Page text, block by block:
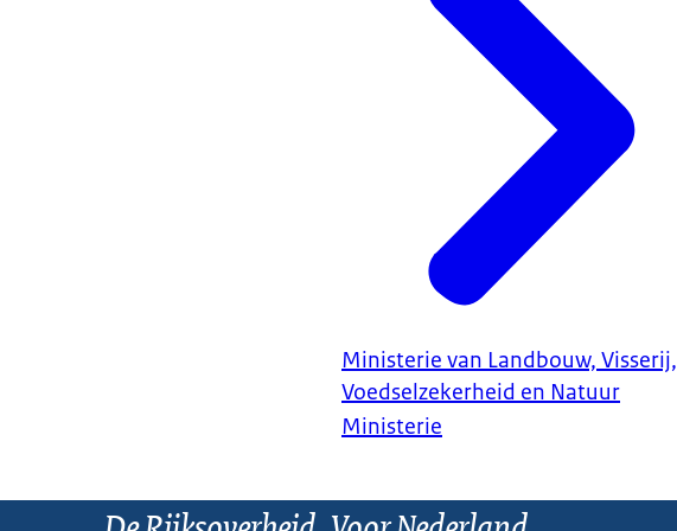
Ministerie van Landbouw, Visserij,
Voedselzekerheid en Natuur
Ministerie